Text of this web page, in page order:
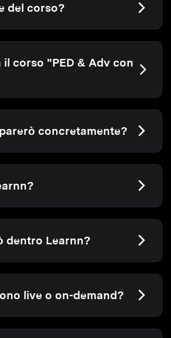
del corso?
corso "PED & Adv con
concretamente?
dentro Learnn?
live o on-demand?